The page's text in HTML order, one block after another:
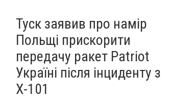
Туск заявив про намір
Польщі прискорити
передачу ракет Patriot
Україні після інциденту з
Х-101